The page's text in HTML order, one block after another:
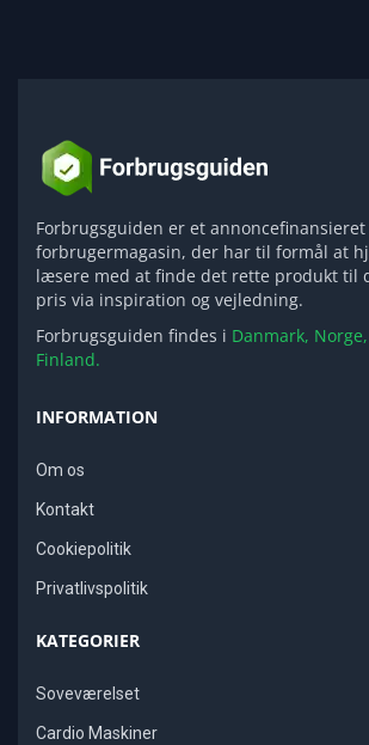
Forbrugsguiden er et
forbrugermagasin, der har til formål at
læsere med at finde det rette produkt til
pris via inspiration og vejledning.
Forbrugsguiden findes i Danmark, Norge,
Finland.
INFORMATION
Om os
Kontakt
Cookiepolitik
Privatlivspolitik
KATEGORIER
Soveværelset
Cardio Maskiner